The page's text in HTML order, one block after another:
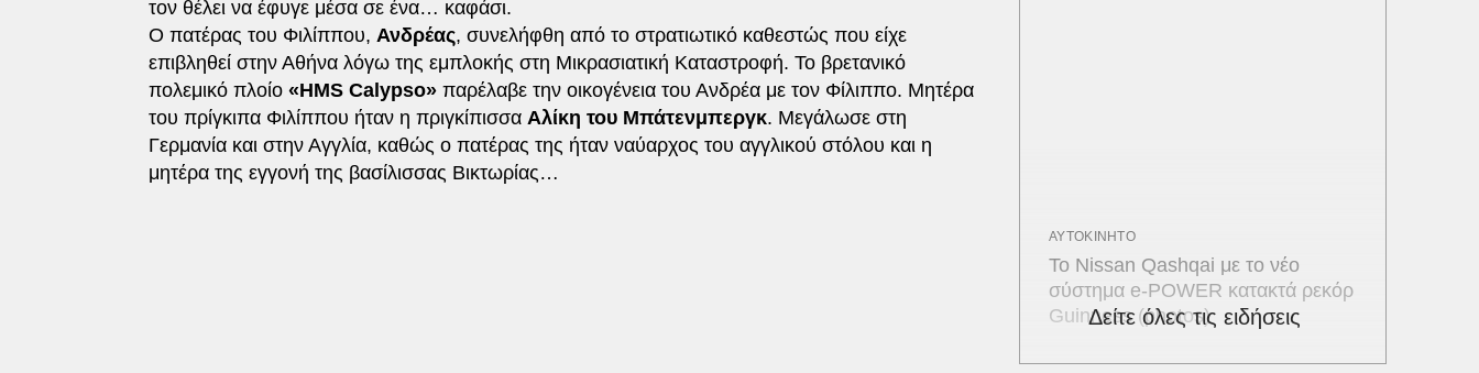
τον θέλει να έφυγε μέσα σε ένα… καφάσι.
Ο πατέρας του Φιλίππου, Ανδρέας, συνελήφθη από το στρατιωτικό καθεστώς που είχε
επιβληθεί στην Αθήνα λόγω της εμπλοκής στη Μικρασιατική Καταστροφή. Το βρετανικό
πολεμικό πλοίο «HMS Calypso» παρέλαβε την οικογένεια του Ανδρέα με τον Φίλιππο. Μητέρα
του πρίγκιπα Φιλίππου ήταν η πριγκίπισσα Αλίκη του Μπάτενμπεργκ. Μεγάλωσε στη
Γερμανία και στην Αγγλία, καθώς ο πατέρας της ήταν ναύαρχος του αγγλικού στόλου και η
μητέρα της εγγονή της βασίλισσας Βικτωρίας…
ΑΥΤΟΚΙΝΗΤΟ
Το Nissan Qashqai με το νέο
σύστημα e-POWER κατακτά ρεκόρ
Guinness (photos)
Δείτε όλες τις ειδήσεις